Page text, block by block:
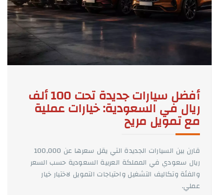
أفضل سيارات جديدة تحت 100 ألف
ريال في السعودية: خيارات عملية
مع تمويل مريح
قارن بين السيارات الجديدة التي يقل سعرها عن 100,000
ريال سعودي في المملكة العربية السعودية حسب السعر
والفئة وتكاليف التشغيل واحتياجات التمويل لاختيار خيار
عملي.